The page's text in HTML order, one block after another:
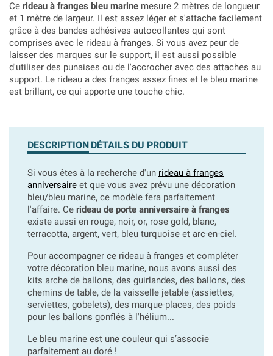
Ce rideau à franges bleu marine mesure 2 mètres de longueur
et 1 mètre de largeur. Il est assez léger et s'attache facilement
grâce à des bandes adhésives autocollantes qui sont
comprises avec le rideau à franges. Si vous avez peur de
laisser des marques sur le support, il est aussi possible
d'utiliser des punaises ou de l'accrocher avec des attaches au
support. Le rideau a des franges assez fines et le bleu marine
est brillant, ce qui apporte une touche chic.
DESCRIPTION DÉTAILS DU PRODUIT
Si vous êtes à la recherche d'un rideau à franges
anniversaire et que vous avez prévu une décoration
bleu/bleu marine, ce modèle fera parfaitement
l'affaire. Ce rideau de porte anniversaire à franges
existe aussi en rouge, noir, or, rose gold, blanc,
terracotta, argent, vert, bleu turquoise et arc-en-ciel.
Pour accompagner ce rideau à franges et compléter
votre décoration bleu marine, nous avons aussi des
kits arche de ballons, des guirlandes, des ballons, des
chemins de table, de la vaisselle jetable (assiettes,
serviettes, gobelets), des marque-places, des poids
pour les ballons gonflés à l'hélium...
Le bleu marine est une couleur qui s’associe
parfaitement au doré !